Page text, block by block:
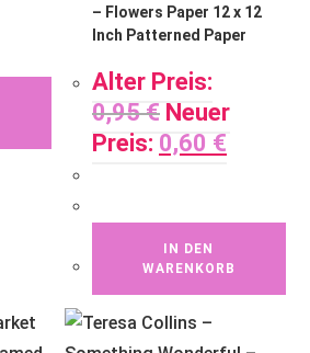
– Flowers Paper 12 x 12
Inch Patterned Paper
Alter Preis:
0,95€ Neuer
Preis: 0,60 €
IN DEN
WARENKORB